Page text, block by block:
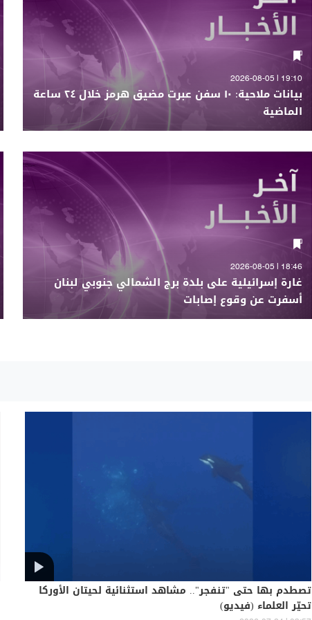
19:10 | 2026-08-05
بيانات ملاحية: ١٠ سفن عبرت مضيق هرمز خلال ٢٤ ساعة
الماضية
18:46 | 2026-08-05
غارة إسرائيلية على بلدة برج الشمالي جنوبي لبنان
أسفرت عن وقوع إصابات
تصطدم بها حتى "تنفجر".. مشاهد استثنائية لحيتان الأوركا
تحيّر العلماء (فيديو)